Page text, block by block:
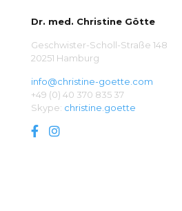
Dr. med. Christine Götte
Geschwister-Scholl-Straße 148
20251 Hamburg
info@christine-goette.com
+49 (0) 40 370 835 37
Skype: christine.goette